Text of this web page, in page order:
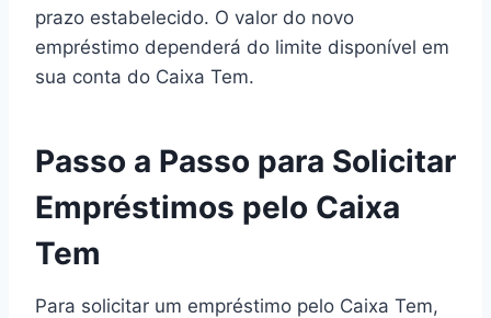
prazo estabelecido. O valor do novo
empréstimo dependerá do limite disponível em
sua conta do Caixa Tem.
Passo a Passo para Solicitar
Empréstimos pelo Caixa
Tem
Para solicitar um empréstimo pelo Caixa Tem,